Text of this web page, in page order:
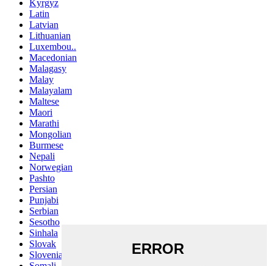
Kyrgyz
Latin
Latvian
Lithuanian
Luxembou..
Macedonian
Malagasy
Malay
Malayalam
Maltese
Maori
Marathi
Mongolian
Burmese
Nepali
Norwegian
Pashto
Persian
Punjabi
Serbian
Sesotho
Sinhala
Slovak
Slovenian